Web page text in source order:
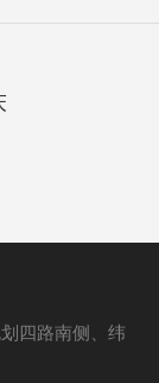
四路南侧、纬